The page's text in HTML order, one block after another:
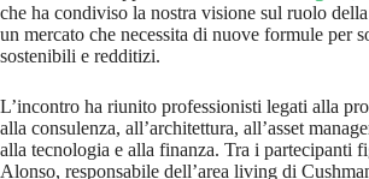
che ha condiviso la nostra visione sul ruolo
un mercato che necessita di nuove formule per
sostenibili e redditizi.
L’incontro ha riunito professionisti legati alla
alla consulenza, all’architettura, all’asset
alla tecnologia e alla finanza. Tra i partecipanti
Alonso, responsabile dell’area living di